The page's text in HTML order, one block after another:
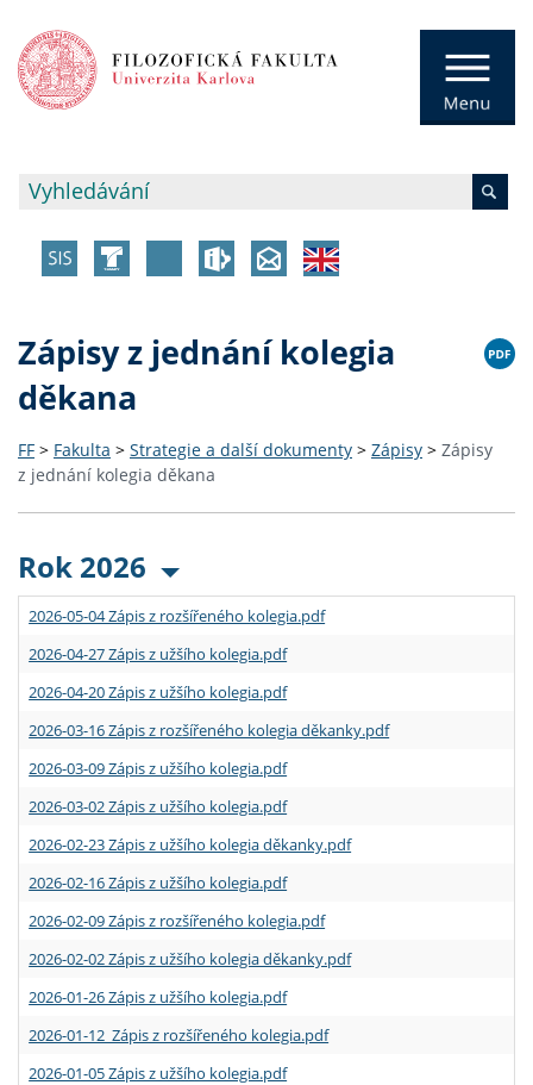
Zápisy z jednání kolegia
děkana
FF > Fakulta > Strategie a další dokumenty > Zápisy > Zápisy
z jednání kolegia děkana
Rok 2026
2026-05-04 Zápis z rozšířeného kolegia.pdf
2026-04-27 Zápis z užšího kolegia.pdf
2026-04-20 Zápis z užšího kolegia.pdf
2026-03-16 Zápis z rozšířeného kolegia děkanky.pdf
2026-03-09 Zápis z užšího kolegia.pdf
2026-03-02 Zápis z užšího kolegia.pdf
2026-02-23 Zápis z užšího kolegia děkanky.pdf
2026-02-16 Zápis z užšího kolegia.pdf
2026-02-09 Zápis z rozšířeného kolegia.pdf
2026-02-02 Zápis z užšího kolegia děkanky.pdf
2026-01-26 Zápis z užšího kolegia.pdf
2026-01-12 Zápis z rozšířeného kolegia.pdf
2026-01-05 Zápis z užšího kolegia.pdf